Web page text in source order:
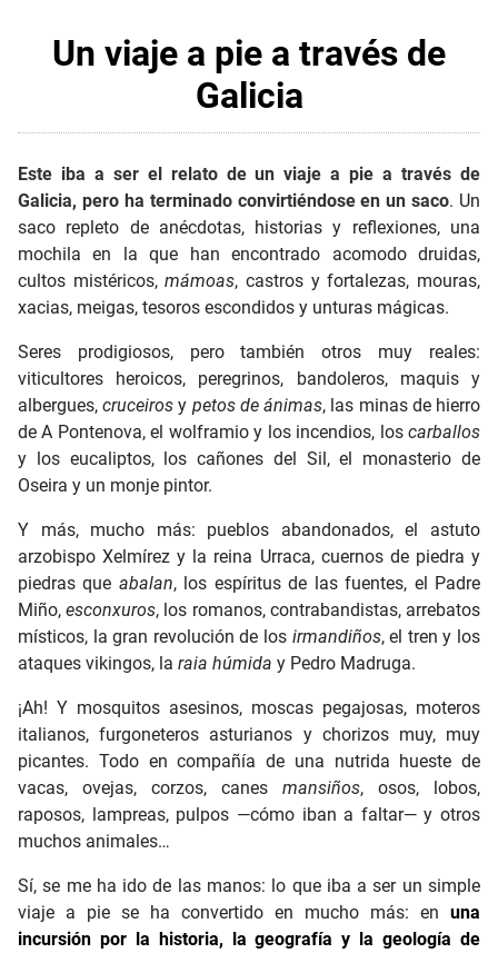
Un viaje a pie a través de
Galicia
Este iba a ser el relato de un viaje a pie a través de
Galicia, pero ha terminado convirtiéndose en un saco. Un
saco repleto de anécdotas, historias y reflexiones, una
mochila en la que han encontrado acomodo druidas,
cultos mistéricos,mámoas, castros y fortalezas, mouras,
xacias, meigas, tesoros escondidos y unturas mágicas.
Seres prodigiosos, pero también otros muy reales:
viticultores heroicos, peregrinos, bandoleros, maquis y
albergues,cruceiros y petos de ánimas, las minas de hierro
de A Pontenova, el wolframio y los incendios, los carballos
y los eucaliptos, los cañones del Sil, el monasterio de
Oseira y un monje pintor.
Y más, mucho más: pueblos abandonados, el astuto
arzobispo Xelmírez y la reina Urraca, cuernos de piedra y
piedras que abalan, los espíritus de las fuentes, el Padre
Miño,esconxuros, los romanos, contrabandistas, arrebatos
místicos, la gran revolución de los irmandiños, el tren y los
ataques vikingos, la raia húmida y Pedro Madruga.
¡Ah! Y mosquitos asesinos, moscas pegajosas, moteros
italianos, furgoneteros asturianos y chorizos muy, muy
picantes. Todo en compañía de una nutrida hueste de
vacas, ovejas, corzos, canes mansiños, osos, lobos,
raposos, lampreas, pulpos —cómo iban a faltar— y otros
muchos animales…
Sí, se me ha ido de las manos: lo que iba a ser un simple
viaje a pie se ha convertido en mucho más: en una
incursión por la historia, la geografía y la geología de